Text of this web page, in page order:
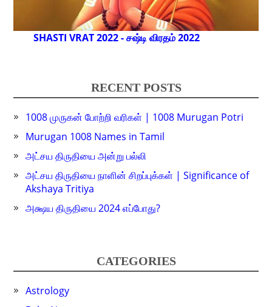
SHASTI VRAT 2022 - சஷ்டி விரதம் 2022
RECENT POSTS
1008 முருகன் போற்றி வரிகள் | 1008 Murugan Potri
Murugan 1008 Names in Tamil
அட்சய திருதியை அன்று பல்லி
அட்சய திருதியை நாளின் சிறப்புக்கள் | Significance of
Akshaya Tritiya
அக்ஷய திருதியை 2024 எப்போது?
CATEGORIES
Astrology